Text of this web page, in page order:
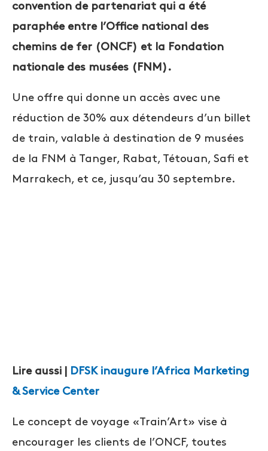
convention de partenariat qui a été
paraphée entre l’Office national des
chemins de fer (ONCF) et la Fondation
nationale des musées (FNM).
Une offre qui donne un accès avec une
réduction de 30% aux détendeurs d’un billet
de train, valable à destination de 9 musées
de la FNM à Tanger, Rabat, Tétouan, Safi et
Marrakech, et ce, jusqu’au 30 septembre.
Lire aussi |
DFSK inaugure l’Africa Marketing
& Service Center
Le concept de voyage «Train’Art» vise à
encourager les clients de l’ONCF, toutes